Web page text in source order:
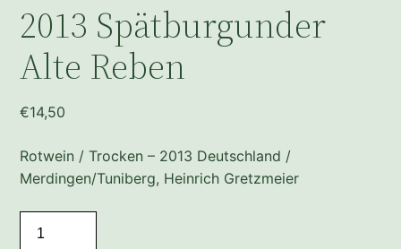
2013 Spätburgunder
Alte Reben
€14,50
Rotwein / Trocken – 2013 Deutschland /
Merdingen/Tuniberg, Heinrich Gretzmeier
Spätburgunder